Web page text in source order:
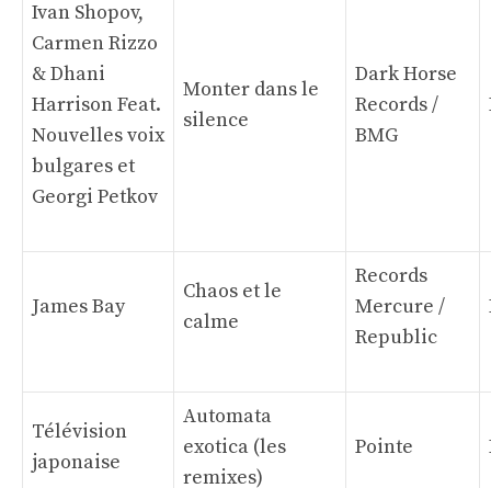
Ivan Shopov,
Carmen Rizzo
& Dhani
Harrison Feat.
Nouvelles voix
bulgares et
Georgi Petkov
Monter dans le
silence
Dark Horse
Records /
BMG
James Bay
Chaos et le
calme
Records
Mercure /
Republic
Télévision
japonaise
Automata
exotica (les
remixes)
Pointe